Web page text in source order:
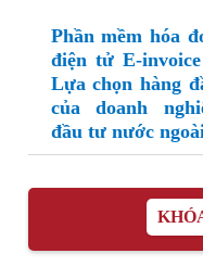
Phần mềm hóa
điện tử E-
Lựa chọn hàng
của doanh
đầu tư nước